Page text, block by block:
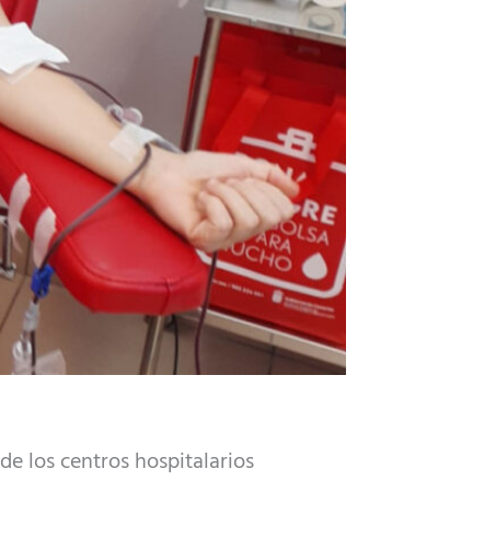
los centros hospitalarios